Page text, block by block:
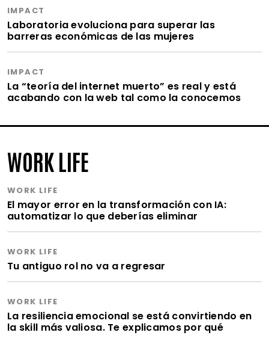
IMPACT
Laboratoria evoluciona para superar las
barreras económicas de las mujeres
IMPACT
La “teoría del internet muerto” es real y está
acabando con la web tal como la conocemos
WORK LIFE
WORK LIFE
El mayor error en la transformación con IA:
automatizar lo que deberías eliminar
WORK LIFE
Tu antiguo rol no va a regresar
WORK LIFE
La resiliencia emocional se está convirtiendo en
la skill más valiosa. Te explicamos por qué